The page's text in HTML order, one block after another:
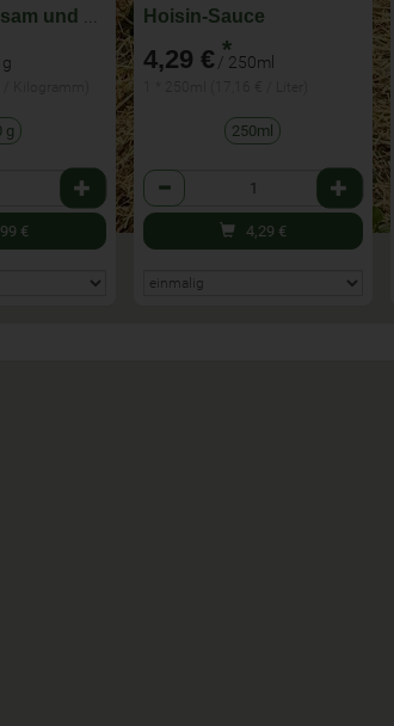
Gomasio, Sesam und Meersalz
g
€
Hoisin-Sauce
4,29 € *
/ 250ml
250ml
Anzahl
4,29 €